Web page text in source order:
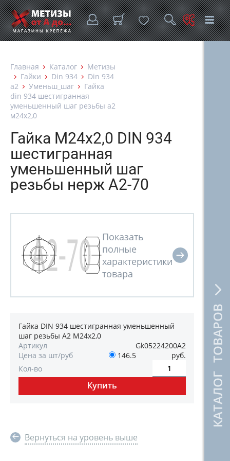
КАТАЛОГ ТОВАРОВ
Главная Каталог
Метизы
Гайки
Din 934
Din 934
а2
Уменьш_шаг
Гайка
din 934 шестигранная
уменьшенный шаг резьбы а2
м24х2,0
Гайка М24х2,0 DIN 934
шестигранная
уменьшенный шаг
резьбы нерж А2-70
Гайка DIN 934 шестигранная уменьшенный
шаг резьбы А2 М24х2,0
Артикул
Gk05224200А2
Цена за шт/руб
146.5
руб.
Кол-во
Вернуться на уровень выше